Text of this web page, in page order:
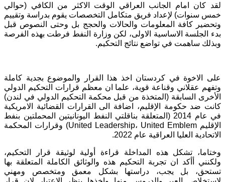
لقد كان امام الجانب العراقي الوقت الاكثر من الكافي (حوالي
خمس سنوات) لإعداد فريق متكامل التخصصات يقوم بدراسة وتقييم
وتحضير كافة المعلومات والحالات والحجج بل وحتى النصوص قبل
بدء الجلسة الاساسية الاولى، لكن وزارة النفط فرطت بهذه الفرصة
وبذلك ساهمت في تواضع نتائج التحكيم.
على الاخوة في كردستان اخذ هذا القرار والموضوع بجدية كاملة
وتفهم عقلاني وقناعة قوية، علما ان معظم قرارات التحكيم الدولي
الأخرى السابقة (المتخذة من قبل محكمة التحكيم الدولي في لندن)
كانت ضد حكومة الإقليم، اضافة الى القرارات القضائية الامريكية
في عام 2014 (المتعلقة بناقلتي النفط اليونانيتين المحملتين بنفط
الإقليم United Leadership، United Emblem) وقرارات المحكمة
الاتحادية العليا العراقية عام 2022.
وختاما، تشكل هذه المداخلة قراءة أولية لوثيقة قرار التحكيم،
ولكنني أأكد ان تجربة التحكيم هذه والوثائق الكاملة المتعلقة بها
تستحق، بل يجب، دراستها بشكل معمق ومتخصص ومهني